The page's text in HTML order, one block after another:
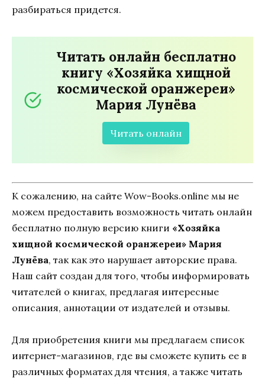
разбираться придется.
Читать онлайн бесплатно
книгу «Хозяйка хищной
космической оранжереи»
Мария Лунёва
Читать онлайн
К сожалению, на сайте Wow-Books.online мы не
можем предоставить возможность читать онлайн
бесплатно полную версию книги «Хозяйка
хищной космической оранжереи» Мария
Лунёва, так как это нарушает авторские права.
Наш сайт создан для того, чтобы информировать
читателей о книгах, предлагая интересные
описания, аннотации от издателей и отзывы.
Для приобретения книги мы предлагаем список
интернет-магазинов, где вы сможете купить ее в
различных форматах для чтения, а также читать